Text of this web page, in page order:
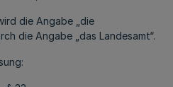
die Angabe „die
die Angabe „das Landesamt“.